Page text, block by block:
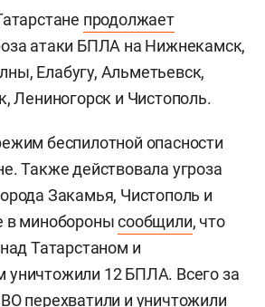
продолжает
атаки БПЛА на Нижнекамск,
Елабугу, Альметьевск,
Лениногорск и Чистополь.
беспилотной опасности
Также действовала угроза
Закамья, Чистополь и
в миноборонысообщили, что
Татарстаном и
уничтожили 12 БПЛА. Всего за
перехватили и уничтожили